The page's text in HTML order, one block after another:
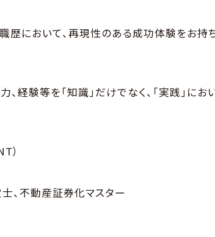
職歴において、再現性のある成功体験をお持
、経験等を「知識」だけでなく、「実践」に
）
、不動産証券化マスター